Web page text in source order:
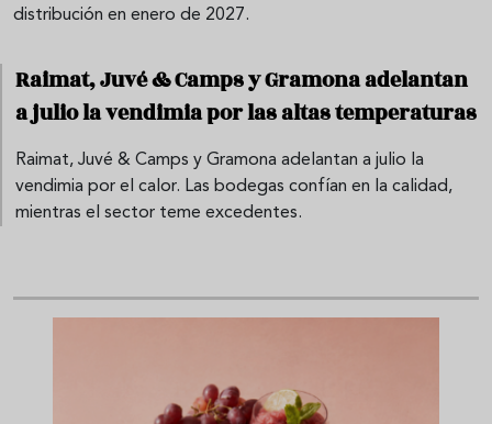
distribución en enero de 2027.
Raimat, Juvé & Camps y Gramona adelantan
a julio la vendimia por las altas temperaturas
Raimat, Juvé & Camps y Gramona adelantan a julio la
vendimia por el calor. Las bodegas confían en la calidad,
mientras el sector teme excedentes.